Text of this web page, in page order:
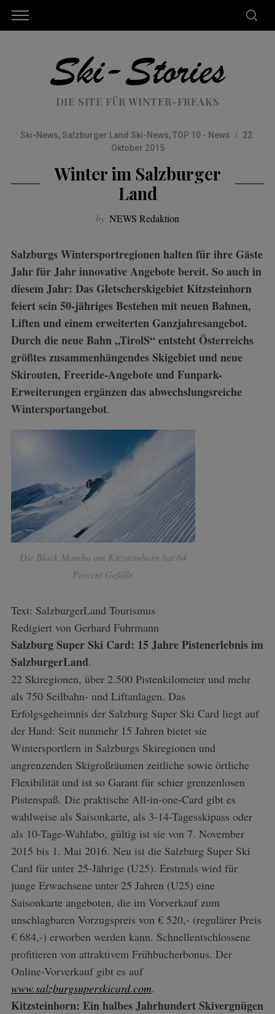
DIE SITE FÜR WINTER-FREAKS
Ski-News, Salzburger Land Ski-News,TOP 10 - News
22.
Oktober 2015
Winter im Salzburger
Land
by NEWS Redaktion
Salzburgs Wintersportregionen halten für ihre Gäste
Jahr für Jahr innovative Angebote bereit. So auch in
diesem Jahr: Das Gletscherskigebiet Kitzsteinhorn
feiert sein 50-jähriges Bestehen mit neuen Bahnen,
Liften und einem erweiterten Ganzjahresangebot.
Durch die neue Bahn „TirolS“ entsteht Österreichs
größtes zusammenhängendes Skigebiet und neue
Skirouten, Freeride-Angebote und Funpark-
Erweiterungen ergänzen das abwechslungsreiche
Wintersportangebot.
Die Black Mamba am Kitzsteinhorn hat 64
Prozent Gefälle
Text: SalzburgerLand Tourismus
Redigiert von Gerhard Fuhrmann
Salzburg Super Ski Card: 15 Jahre Pistenerlebnis im
SalzburgerLand.
22 Skiregionen, über 2.500 Pistenkilometer und mehr
als 750 Seilbahn- und Liftanlagen. Das
Erfolgsgeheimnis der Salzburg Super Ski Card liegt auf
der Hand: Seit nunmehr 15 Jahren bietet sie
Wintersportlern in Salzburgs Skiregionen und
angrenzenden Skigroßräumen zeitliche sowie örtliche
Flexibilität und ist so Garant für schier grenzenlosen
Pistenspaß. Die praktische All-in-one-Card gibt es
wahlweise als Saisonkarte, als 3-14-Tagesskipass oder
als 10-Tage-Wahlabo, gültig ist sie von 7. November
2015 bis 1. Mai 2016. Neu ist die Salzburg Super Ski
Card für unter 25-Jährige (U25). Erstmals wird für
junge Erwachsene unter 25 Jahren (U25) eine
Saisonkarte angeboten, die im Vorverkauf zum
unschlagbaren Vorzugspreis von € 520,- (regulärer Preis
€ 684,-) erworben werden kann. Schnellentschlossene
profitieren von attraktivem Frühbucherbonus. Der
Online-Vorverkauf gibt es auf
www.salzburgsuperskicard.com.
Kitzsteinhorn: Ein halbes Jahrhundert Skivergnügen